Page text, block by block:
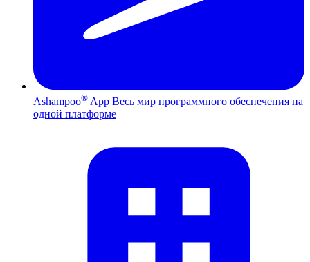
Ashampoo® App Весь мир программного обеспечения на
одной платформе